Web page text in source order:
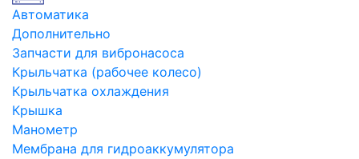
Автоматика
Дополнительно
Запчасти для вибронасоса
Крыльчатка (рабочее колесо)
Крыльчатка охлаждения
Крышка
Манометр
Мембрана для гидроаккумулятора